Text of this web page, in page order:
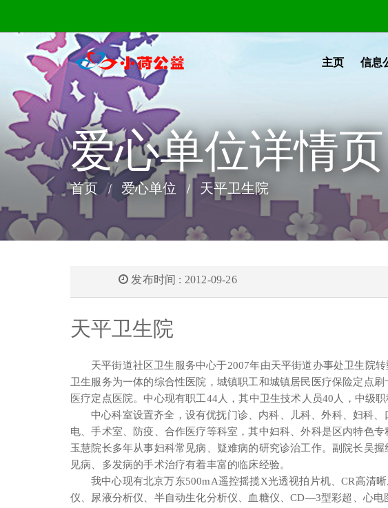
主页 信息
爱心单位详情页
首页 爱心单位 天平卫生院
发布时间 : 2012-09-26
天平卫生院
天平街道社区卫生服务中心于2007年由天平街道办事处卫生院
卫生服务为一体的综合性医院，城镇职工和城镇居民医疗保险定点
医疗定点医院。中心现有职工44人，其中卫生技术人员40人，中级职
中心科室设置齐全，设有优抚门诊、内科、儿科、外科、妇科
电、手术室、防疫、合作医疗等科室，其中妇科、外科是区内特色
玉慧院长多年从事妇科常见病、疑难病的研究诊治工作。副院长吴
见病、多发病的手术治疗有着丰富的临床经验。
我中心现有北京万东500mA遥控摇揽X光透视拍片机、CR高清
仪、尿液分析仪、半自动生化分析仪、血糖仪、CD—3型彩超、心